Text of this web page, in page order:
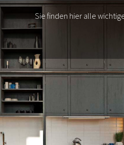
Sie finden hier alle